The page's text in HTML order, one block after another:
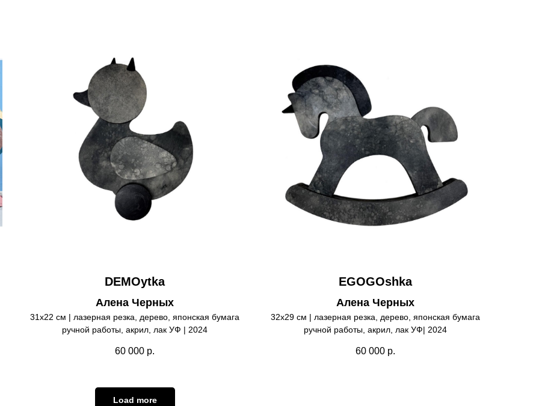
DEMOytka
Алена Черных
31х22 см | лазерная резка, дерево, японская бумага
ручной работы, акрил, лак УФ | 2024
60 000 р.
EGOGOshka
Алена Черных
32х29 см | лазерная резка, дерево, японская бумага
ручной работы, акрил, лак УФ| 2024
60 000 р.
Load more